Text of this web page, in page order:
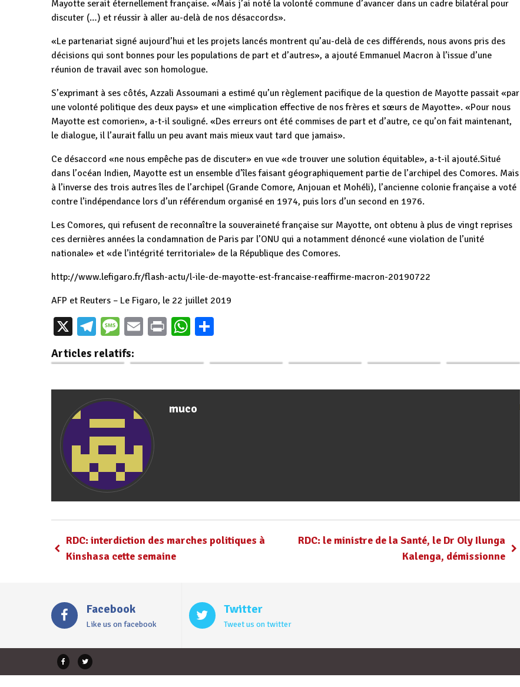
Mayotte serait éternellement française. «Mais j’ai noté la volonté commune d’avancer dans un cadre bilatéral pour
discuter (…) et réussir à aller au-delà de nos désaccords».
«Le partenariat signé aujourd’hui et les projets lancés montrent qu’au-delà de ces différends, nous avons pris des
décisions qui sont bonnes pour les populations de part et d’autres», a ajouté Emmanuel Macron à l’issue d’une
réunion de travail avec son homologue.
S’exprimant à ses côtés, Azzali Assoumani a estimé qu’un règlement pacifique de la question de Mayotte passait «par
une volonté politique des deux pays» et une «implication effective de nos frères et sœurs de Mayotte». «Pour nous
Mayotte est comorien», a-t-il souligné. «Des erreurs ont été commises de part et d’autre, ce qu’on fait maintenant,
le dialogue, il l’aurait fallu un peu avant mais mieux vaut tard que jamais».
Ce désaccord «ne nous empêche pas de discuter» en vue «de trouver une solution équitable», a-t-il ajouté.Situé
dans l’océan Indien, Mayotte est un ensemble d’îles faisant géographiquement partie de l’archipel des Comores. Mais
à l’inverse des trois autres îles de l’archipel (Grande Comore, Anjouan et Mohéli), l’ancienne colonie française a voté
contre l’indépendance lors d’un référendum organisé en 1974, puis lors d’un second en 1976.
Les Comores, qui refusent de reconnaître la souveraineté française sur Mayotte, ont obtenu à plus de vingt reprises
ces dernières années la condamnation de Paris par l’ONU qui a notamment dénoncé «une violation de l’unité
nationale» et «de l’intégrité territoriale» de la République des Comores.
http://www.lefigaro.fr/flash-actu/l-ile-de-mayotte-est-francaise-reaffirme-macron-20190722
AFP et Reuters – Le Figaro, le 22 juillet 2019
X Telegram
Message
EmailPrintWhatsApp
Articles relatifs:
Bujumbura
Conference Center
traînent toujours
Coupures
répétitives
muco
RDC: interdiction des marches politiques à
Kinshasa cette semaine
RDC: le ministre de la Santé, le Dr Oly Ilunga
Kalenga, démissionne
Facebook
Like us on facebook
Twitter
Tweet us on twitter